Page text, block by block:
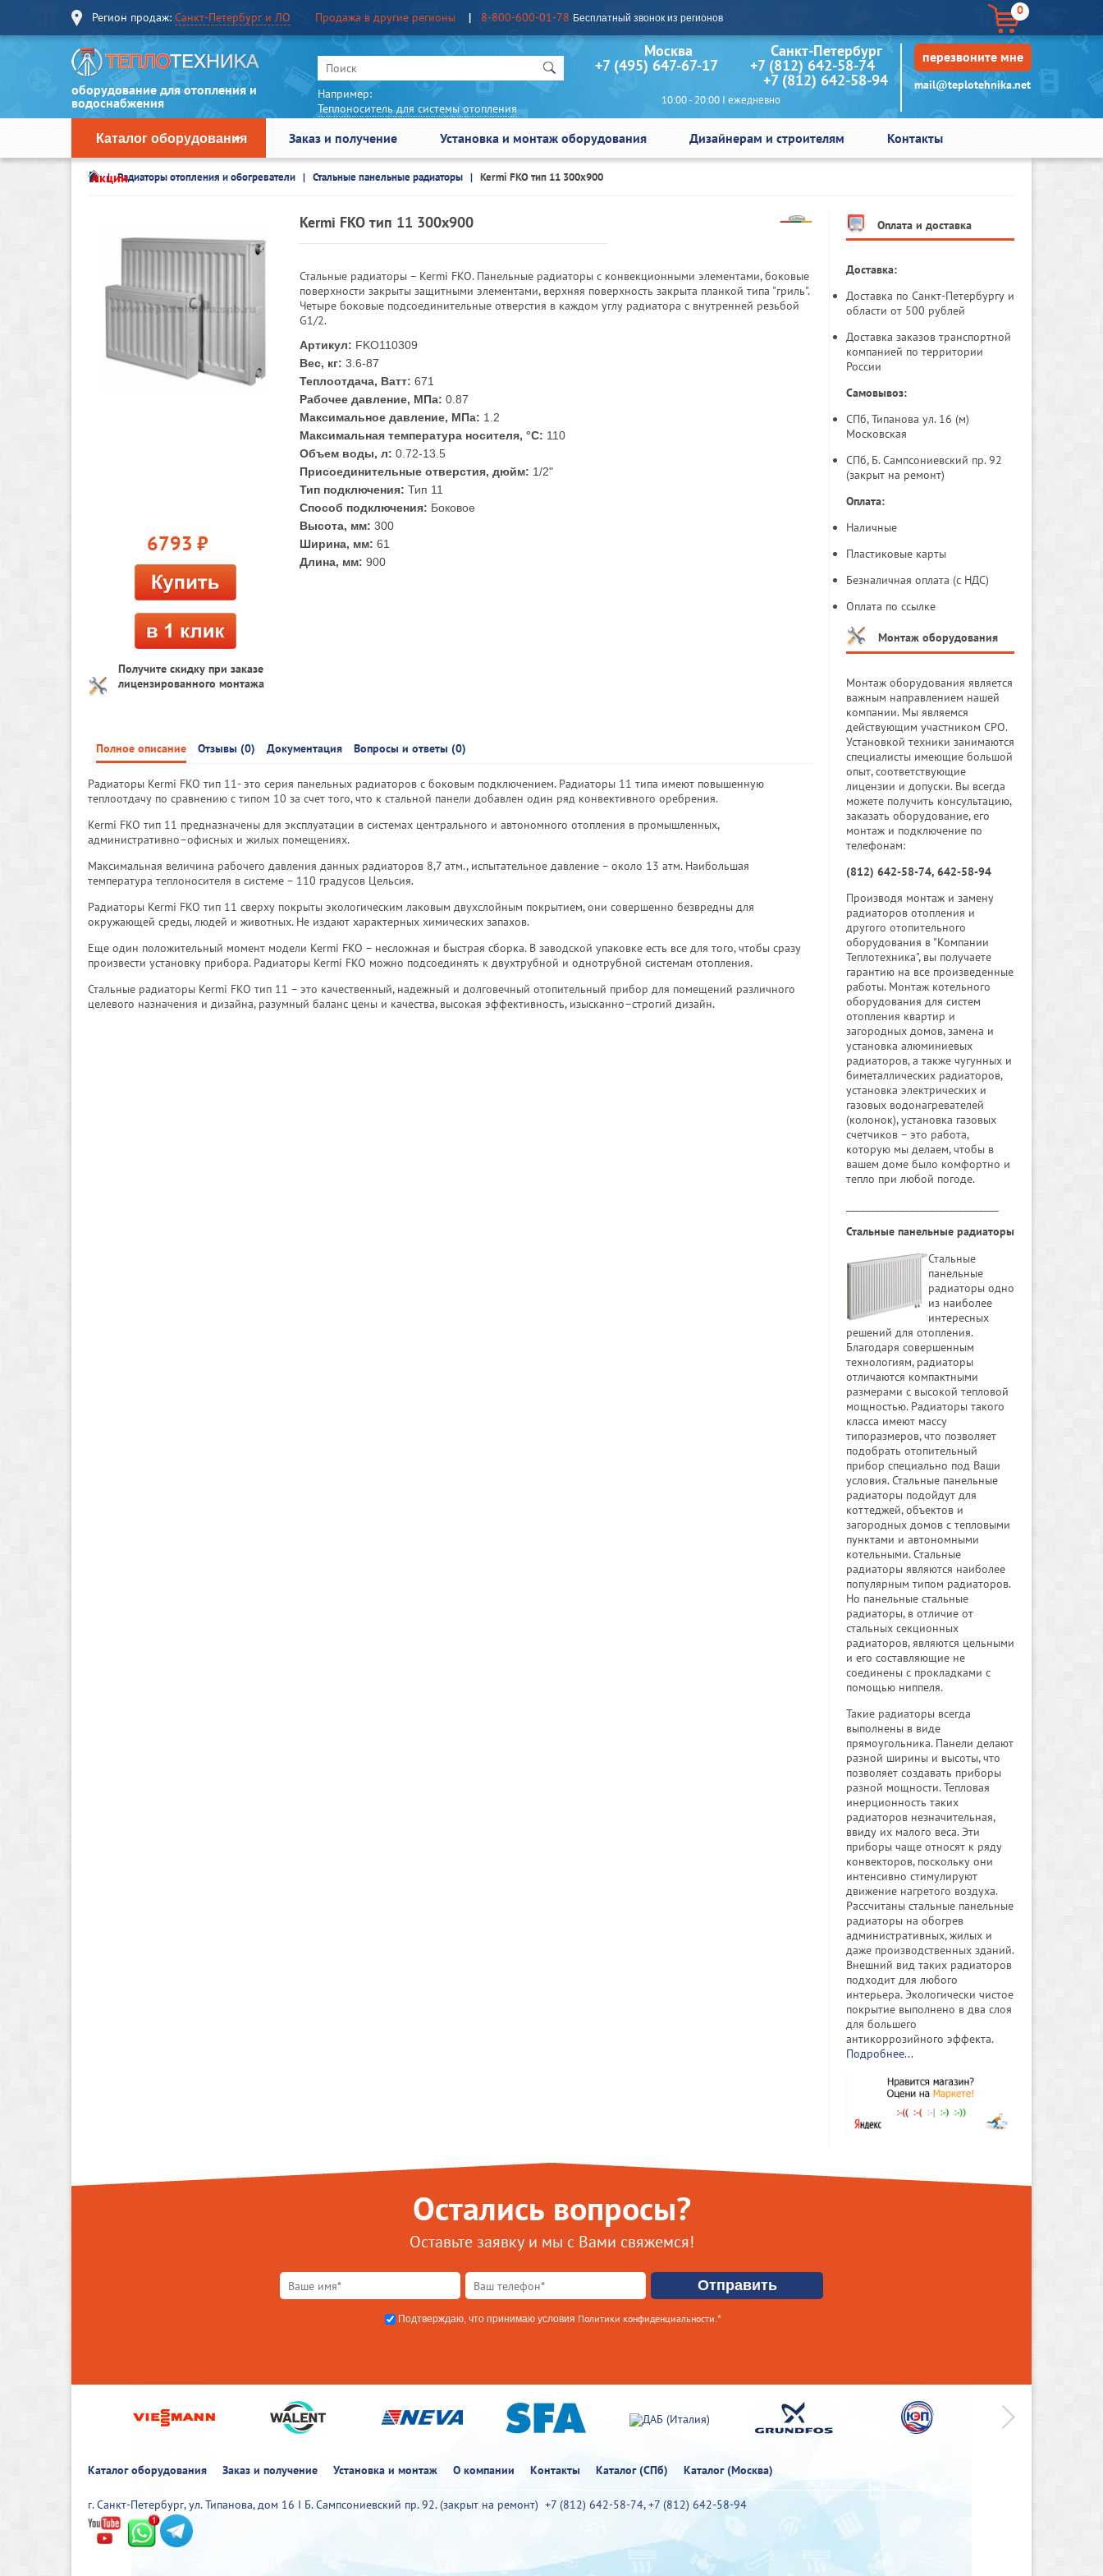
Регион продаж: Санкт-Петербург и ЛО Продажа в другие регионы 8-800-600-01-78 Бесплатный звонок из регионов
0
оборудование для отопления и
водоснабжения
Например:
Теплоноситель для системы отопления
Москва Санкт-Петербург
+7 (495) 647-67-17 +7 (812) 642-58-74
+7 (812) 642-58-94
10:00 - 20:00 I ежедневно
перезвоните мне
mail@teplotehnika.net
Каталог оборудования Заказ и получение Установка и монтаж оборудования Дизайнерам и строителям Контакты
АкцииРадиаторы отопления и обогреватели Стальные панельные радиаторы Kermi FKO тип 11 300x900
6793 руб.
Получите скидку при заказе
лицензированного монтажа
Kermi FKO тип 11 300x900
Стальные радиаторы – Kermi FKO. Панельные радиаторы с конвекционными элементами, боковые
поверхности закрыты защитными элементами, верхняя поверхность закрыта планкой типа "гриль".
Четыре боковые подсоединительные отверстия в каждом углу радиатора с внутренней резьбой
G1/2.
Артикул: FKO110309
Вес, кг: 3.6-87
Теплоотдача, Ватт: 671
Рабочее давление, МПа: 0.87
Максимальное давление, МПа: 1.2
Максимальная температура носителя, °С: 110
Объем воды, л: 0.72-13.5
Присоединительные отверстия, дюйм: 1/2"
Тип подключения: Тип 11
Способ подключения: Боковое
Высота, мм: 300
Ширина, мм: 61
Длина, мм: 900
Полное описание Отзывы (0) Документация Вопросы и ответы (0)
Радиаторы Kermi FKO тип 11- это серия панельных радиаторов с боковым подключением. Радиаторы 11 типа имеют повышенную
теплоотдачу по сравнению с типом 10 за счет того, что к стальной панели добавлен один ряд конвективного оребрения.
Kermi FKO тип 11 предназначены для эксплуатации в системах центрального и автономного отопления в промышленных,
административно–офисных и жилых помещениях.
Максимальная величина рабочего давления данных радиаторов 8,7 атм., испытательное давление – около 13 атм. Наибольшая
температура теплоносителя в системе – 110 градусов Цельсия.
Радиаторы Kermi FKO тип 11 сверху покрыты экологическим лаковым двухслойным покрытием, они совершенно безвредны для
окружающей среды, людей и животных. Не издают характерных химических запахов.
Еще один положительный момент модели Kermi FKO – несложная и быстрая сборка. В заводской упаковке есть все для того, чтобы сразу
произвести установку прибора. Радиаторы Kermi FKO можно подсоединять к двухтрубной и однотрубной системам отопления.
Стальные радиаторы Kermi FKO тип 11 – это качественный, надежный и долговечный отопительный прибор для помещений различного
целевого назначения и дизайна, разумный баланс цены и качества, высокая эффективность, изысканно–строгий дизайн.
Оплата и доставка
Доставка:
Доставка по Санкт-Петербургу и
области от 500 рублей
Доставка заказов транспортной
компанией по территории
России
Самовывоз:
СПб, Типанова ул. 16 (м)
Московская
СПб, Б. Сампсониевский пр. 92
(закрыт на ремонт)
Оплата:
Наличные
Пластиковые карты
Безналичная оплата (с НДС)
Оплата по ссылке
Монтаж оборудования
Монтаж оборудования является
важным направлением нашей
компании. Мы являемся
действующим участником СРО.
Установкой техники занимаются
специалисты имеющие большой
опыт, соответствующие
лицензии и допуски. Вы всегда
можете получить консультацию,
заказать оборудование, его
монтаж и подключение по
телефонам:
(812) 642-58-74, 642-58-94
Производя монтаж и замену
радиаторов отопления и
другого отопительного
оборудования в "Компании
Теплотехника", вы получаете
гарантию на все произведенные
работы. Монтаж котельного
оборудования для систем
отопления квартир и
загородных домов, замена и
установка алюминиевых
радиаторов, а также чугунных и
биметаллических радиаторов,
установка электрических и
газовых водонагревателей
(колонок), установка газовых
счетчиков – это работа,
которую мы делаем, чтобы в
вашем доме было комфортно и
тепло при любой погоде.
Стальные панельные радиаторы
Стальные
панельные
радиаторы одно
из наиболее
интересных
решений для отопления.
Благодаря совершенным
технологиям, радиаторы
отличаются компактными
размерами с высокой тепловой
мощностью. Радиаторы такого
класса имеют массу
типоразмеров, что позволяет
подобрать отопительный
прибор специально под Ваши
условия. Стальные панельные
радиаторы подойдут для
коттеджей, объектов и
загородных домов с тепловыми
пунктами и автономными
котельными. Стальные
радиаторы являются наиболее
популярным типом радиаторов.
Но панельные стальные
радиаторы, в отличие от
стальных секционных
радиаторов, являются цельными
и его составляющие не
соединены с прокладками с
помощью ниппеля.
Такие радиаторы всегда
выполнены в виде
прямоугольника. Панели делают
разной ширины и высоты, что
позволяет создавать приборы
разной мощности. Тепловая
инерционность таких
радиаторов незначительная,
ввиду их малого веса. Эти
приборы чаще относят к ряду
конвекторов, поскольку они
интенсивно стимулируют
движение нагретого воздуха.
Рассчитаны стальные панельные
радиаторы на обогрев
административных, жилых и
даже производственных зданий.
Внешний вид таких радиаторов
подходит для любого
интерьера. Экологически чистое
покрытие выполнено в два слоя
для большего
антикоррозийного эффекта.
Подробнее...
Остались вопросы?
Оставьте заявку и мы с Вами свяжемся!
Подтверждаю, что принимаю условия Политики конфиденциальности.*
Каталог оборудования Заказ и получение Установка и монтаж О компании Контакты Каталог (СПб) Каталог (Москва)
г. Санкт-Петербург, ул. Типанова, дом 16 I Б. Сампсониевский пр. 92. (закрыт на ремонт) +7 (812) 642-58-74,+7 (812) 642-58-94